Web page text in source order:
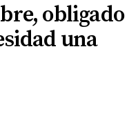
obligado
una